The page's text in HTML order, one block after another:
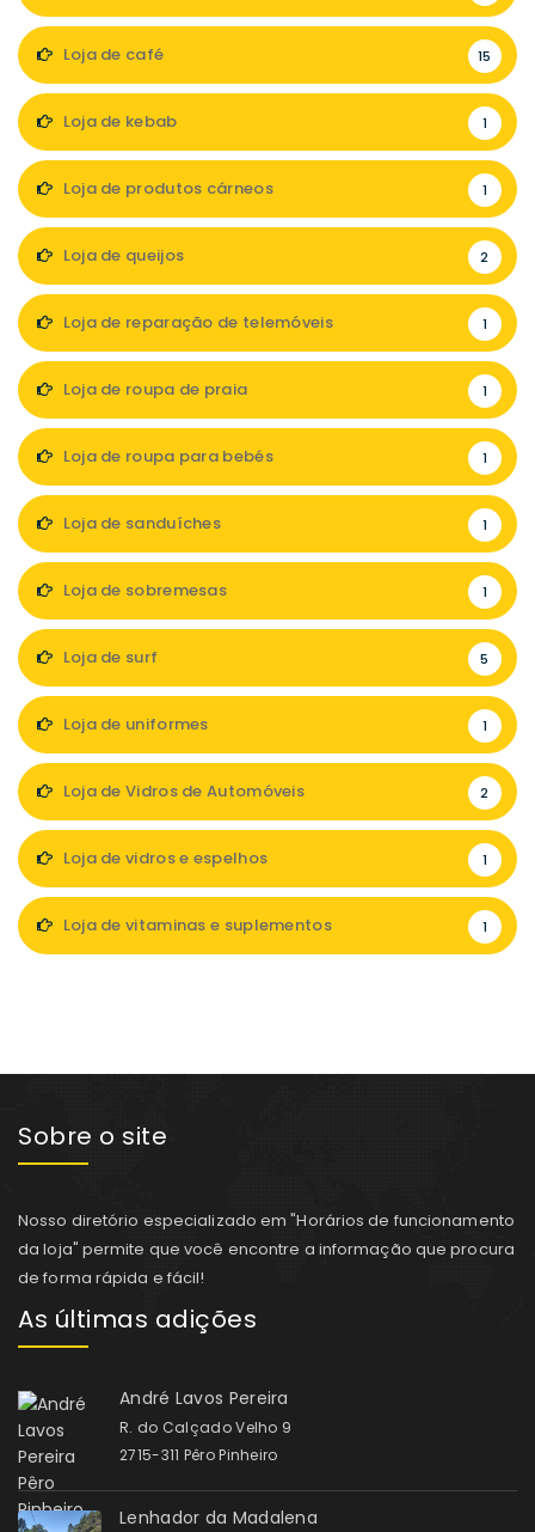
Loja de café 15
Loja de kebab 1
Loja de produtos cárneos 1
Loja de queijos 2
Loja de reparação de telemóveis 1
Loja de roupa de praia 1
Loja de roupa para bebés 1
Loja de sanduíches 1
Loja de sobremesas 1
Loja de surf 5
Loja de uniformes 1
Loja de Vidros de Automóveis 2
Loja de vidros e espelhos 1
Loja de vitaminas e suplementos 1
Sobre o site
Nosso diretório especializado em "Horários de funcionamento
da loja" permite que você encontre a informação que procura
de forma rápida e fácil!
As últimas adições
André Lavos Pereira
R. do Calçado Velho 9
2715-311 Pêro Pinheiro
Lenhador da Madalena